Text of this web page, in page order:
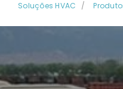
Soluções HVAC